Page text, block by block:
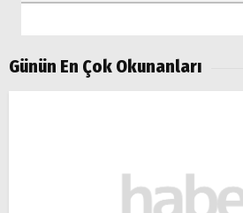
Günün En Çok Okunanları